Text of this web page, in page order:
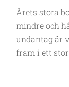
Årets stora
mindre och
undantag är
fram i ett